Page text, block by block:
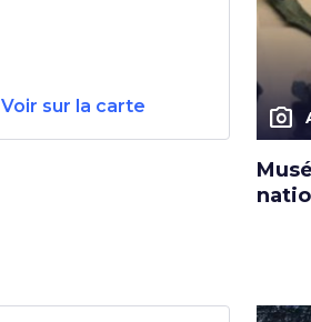
Voir sur la carte photo_camera